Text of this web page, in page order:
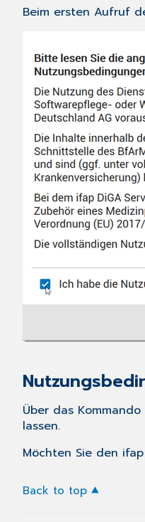
Beim ersten Aufruf
Über das Kommando
lassen.
Möchten Sie den
Back to top